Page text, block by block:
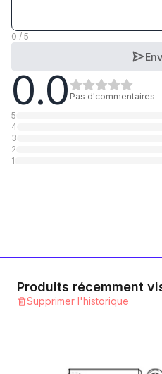
1 Catégorie
A2 rostfrei
1 Catégorie
0 / 5
0.0 Pas d'commentaires
5
4
3
2
1
Produits récemment
Supprimer l'historique